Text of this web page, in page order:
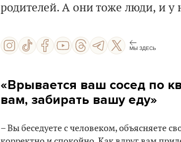
родителей. А они тоже люди, и у
МЫ ЗДЕСЬ
«Врывается ваш сосед по
вам, забирать вашу еду»
– Вы беседуете с человеком, объясняете